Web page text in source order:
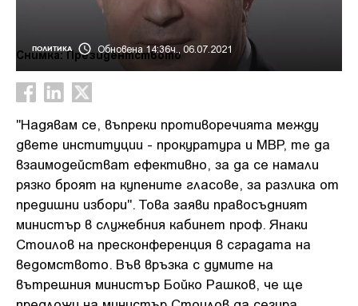
ПОЛИТИКА Обновена 14:36ч., 06.07.2021
Снимка: Президентството
"Надявам се, въпреки противоречията между
двете институции - прокуратура и МВР, те да
взаимодействат ефективно, за да се намали
рязко броят на купените гласове, за разлика от
предишни избори". Това заяви правосъдният
министър в служебния кабинет проф. Янаки
Стоилов на пресконференция в сградата на
ведомството. Във връзка с думите на
вътрешния министър Бойко Рашков, че ще